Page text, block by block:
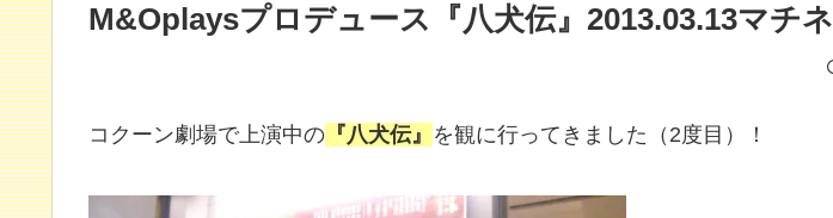
M&Oplaysプロデュース『八犬伝』2013.03.13マチネ
コクーン劇場で上演中の 『八犬伝』 を観に行ってきました（2度目）！